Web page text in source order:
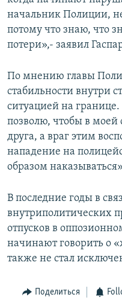
начальник Полиции, не
потому что знаю, что
потери»,- заявил
По мнению главы
стабильности внутри
ситуацией на границе.
позволю, чтобы в
друга, а враг этим
нападение на
образом
В последние годы в
внутриполитических
отпусков в
начинают говорить о
также не стал
Поделиться